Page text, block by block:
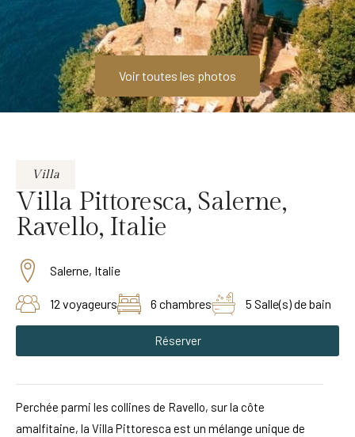
Voir toutes les photos
Villa
Villa Pittoresca, Salerne,
Ravello, Italie
Salerne, Italie
12 voyageurs 6 chambres 5 Salle(s) de bain
Réserver
Perchée parmi les collines de Ravello, sur la côte
amalfitaine, la Villa Pittoresca est un mélange unique de